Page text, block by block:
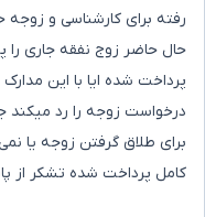
رفته برای کارشناسی و
حال حاضر زوج نفقه جاری
پرداخت شده ایا با این
درخواست زوجه را رد میکند
برای طلاق گرفتن زوجه یا
کامل پرداخت شده تشکر ‌از